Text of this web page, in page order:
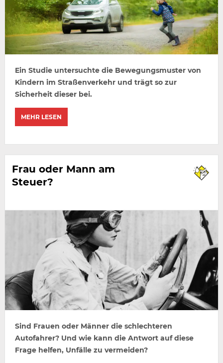
Ein Studie untersuchte die Bewegungsmuster von
Kindern im Straßenverkehr und trägt so zur
Sicherheit dieser bei.
MEHR LESEN
Frau oder Mann am
Steuer?
Sind Frauen oder Männer die schlechteren
Autofahrer? Und wie kann die Antwort auf diese
Frage helfen, Unfälle zu vermeiden?